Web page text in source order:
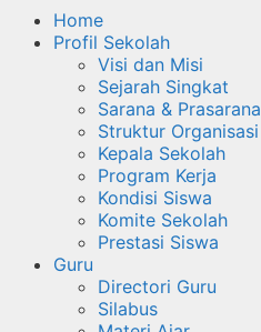
Home
Profil Sekolah
Visi dan Misi
Sejarah Singkat
Sarana & Prasarana
Struktur Organisasi
Kepala Sekolah
Program Kerja
Kondisi Siswa
Komite Sekolah
Prestasi Siswa
Guru
Directori Guru
Silabus